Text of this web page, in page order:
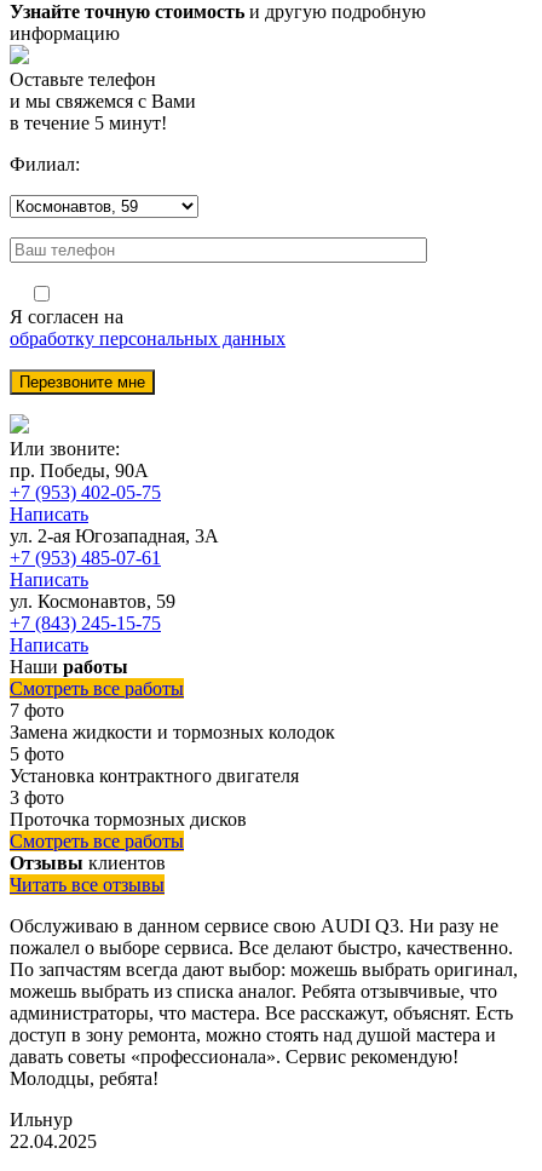
Узнайте точную стоимость и другую подробную
информацию
Оставьте телефон
и мы свяжемся с Вами
в течение 5 минут!
Филиал:
Я согласен на
обработку персональных данных
Или звоните:
пр. Победы, 90А
+7 (953) 402-05-75
Написать
ул. 2-ая Югозападная, 3А
+7 (953) 485-07-61
Написать
ул. Космонавтов, 59
+7 (843) 245-15-75
Написать
Наши работы
Смотреть все работы
7 фото
Замена жидкости и тормозных колодок
5 фото
Установка контрактного двигателя
3 фото
Проточка тормозных дисков
Смотреть все работы
Отзывы клиентов
Читать все отзывы
Обслуживаю в данном сервисе свою AUDI Q3. Ни разу не
пожалел о выборе сервиса. Все делают быстро, качественно.
По запчастям всегда дают выбор: можешь выбрать оригинал,
можешь выбрать из списка аналог. Ребята отзывчивые, что
администраторы, что мастера. Все расскажут, объяснят. Есть
доступ в зону ремонта, можно стоять над душой мастера и
давать советы «профессионала». Сервис рекомендую!
Молодцы, ребята!
Ильнур
22.04.2025